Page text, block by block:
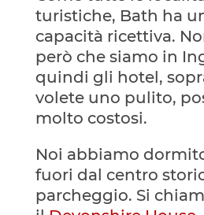
turistiche, Bath ha
capacità ricettiva.
però che siamo in
quindi gli hotel,
volete uno pulito,
molto costosi.
Noi abbiamo
fuori dal centro
parcheggio. Si